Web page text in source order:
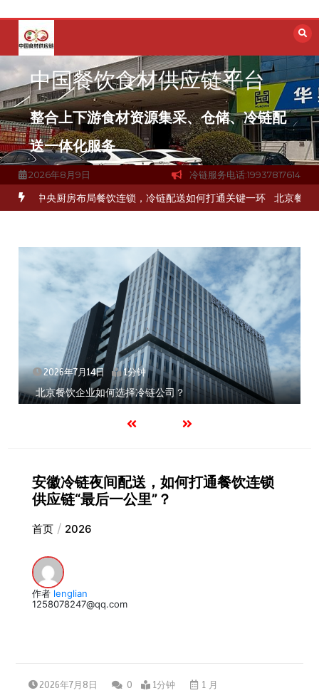
容
中国餐饮食材供应链平台
整合上下游食材资源集采、仓储、冷链配
送一体化服务
2026年8月9日 冷链服务电话:19937817614
食材流通难题？ 杭州中央厨房布局餐饮连锁，冷链配送如何打通关键
2026年7月14日 1分钟
北京餐饮企业如何选择冷链公司？
安徽冷链夜间配送，如何打通餐饮连锁
供应链“最后一公里”？
首页 2026
作者 lenglian
1258078247@qq.com
2026年7月8日 0 1分钟 1 月